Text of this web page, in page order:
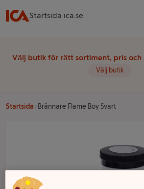
Startsida ica.se
Välj butik för rätt sortiment, pris och
Välj butik
Startsida Brännare Flame Boy Svart